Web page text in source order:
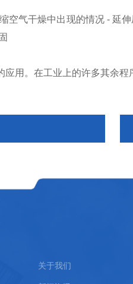
空气干燥中出现的情况 - 延
用。在工业上的许多其余
关于我们